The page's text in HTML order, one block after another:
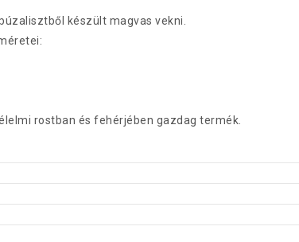
készült magvas vekni.
rostban és fehérjében gazdag termék.